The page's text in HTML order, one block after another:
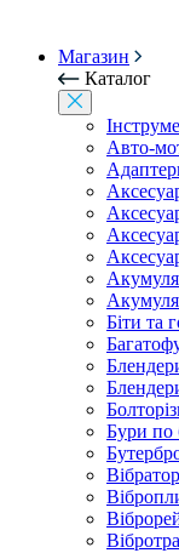
Магазин
Каталог
Авто-
Біти та
Бури по